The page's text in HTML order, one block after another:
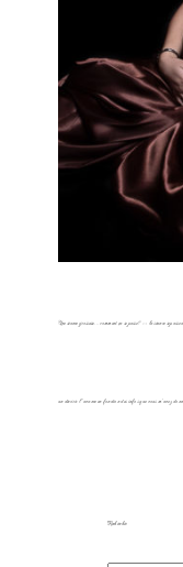
Une séance grossesse… comment ça se passe? => la séance se
un décor à l’avance en fonction des infos que vous m’avez
Rechercher